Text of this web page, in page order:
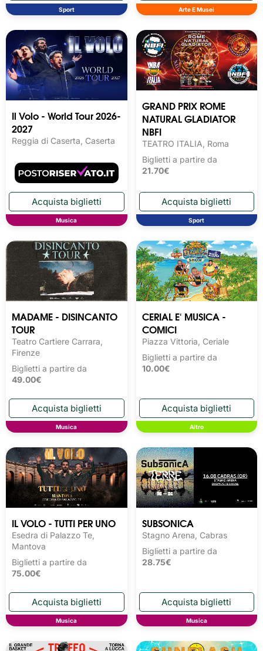
Sport Arte E Musei
Il Volo - World Tour 2026-
2027
Reggia di Caserta, Caserta
Musica
GRAND PRIX ROME
NATURAL GLADIATOR
NBFI
TEATRO ITALIA, Roma
Biglietti a partire da
21.70€
Sport
MADAME - DISINCANTO
TOUR
Teatro Cartiere Carrara,
Firenze
Biglietti a partire da
49.00€
Musica
CERIAL E' MUSICA -
COMICI
Piazza Vittoria, Ceriale
Biglietti a partire da
10.00€
Altro
IL VOLO - TUTTI PER UNO
Esedra di Palazzo Te,
Mantova
Biglietti a partire da
75.00€
Musica
SUBSONICA
Stagno Arena, Cabras
Biglietti a partire da
28.75€
Musica